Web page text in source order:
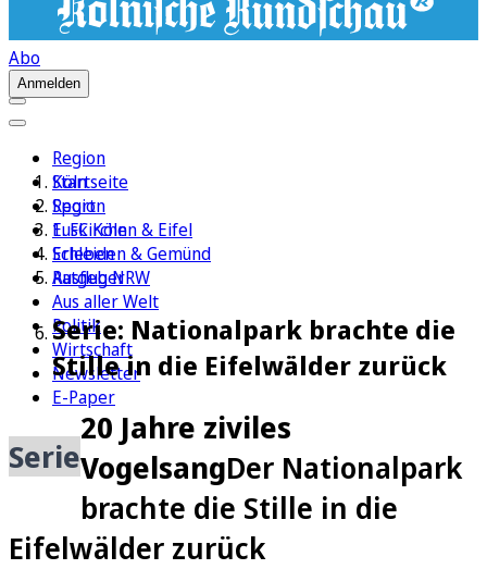
Abo
Anmelden
Region
Köln
Sport
1. FC Köln
Erleben
Ratgeber
Aus aller Welt
Politik
Wirtschaft
Newsletter
E-Paper
Startseite
Region
Euskirchen & Eifel
Schleiden & Gemünd
Ausflug NRW
Serie: Nationalpark brachte die
Stille in die Eifelwälder zurück
Serie
20 Jahre ziviles
VogelsangDer Nationalpark
brachte die Stille in die
Eifelwälder zurück